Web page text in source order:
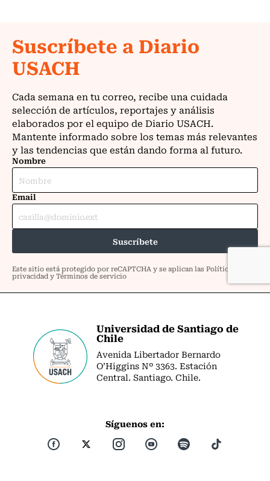
Universidad de Santiago de
Chile
Avenida Libertador Bernardo
O’Higgins Nº 3363. Estación
Central. Santiago. Chile.
Síguenos en: